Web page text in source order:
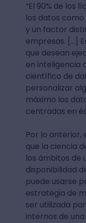
“El 90% de los
los datos
y un factor
empresas. [...]
que desean
en inteligencia
científico de
personalizar
máximo los
centradas en
Por lo anterior,
que la ciencia
los ámbitos de
disponibilidad
puede usarse
estrategia de
ser utilizada
internos de